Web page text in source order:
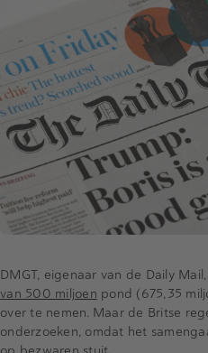
DMGT, eigenaar van de Daily
van 500 miljoen pond (675,35
over te nemen. Maar de Britse
onderzoeken, omdat het